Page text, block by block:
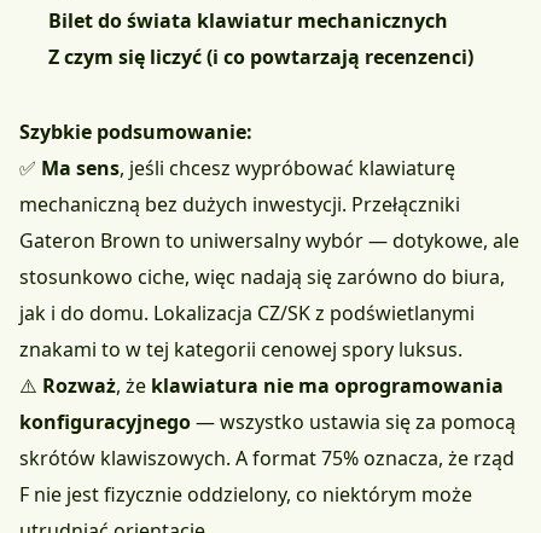
Bilet do świata klawiatur mechanicznych
Z czym się liczyć (i co powtarzają recenzenci)
Szybkie podsumowanie:
✅ Ma sens, jeśli chcesz wypróbować klawiaturę
mechaniczną bez dużych inwestycji. Przełączniki
Gateron Brown to uniwersalny wybór — dotykowe, ale
stosunkowo ciche, więc nadają się zarówno do biura,
jak i do domu. Lokalizacja CZ/SK z podświetlanymi
znakami to w tej kategorii cenowej spory luksus.
⚠️ Rozważ, że klawiatura nie ma oprogramowania
konfiguracyjnego— wszystko ustawia się za pomocą
skrótów klawiszowych. A format 75% oznacza, że rząd
F nie jest fizycznie oddzielony, co niektórym może